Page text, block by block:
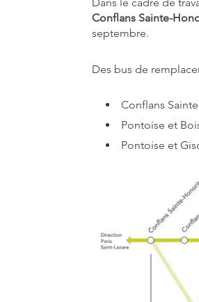
Conflans Sainte-
septembre.
Des bus de
Conflans
Pontoise et
Pontoise et